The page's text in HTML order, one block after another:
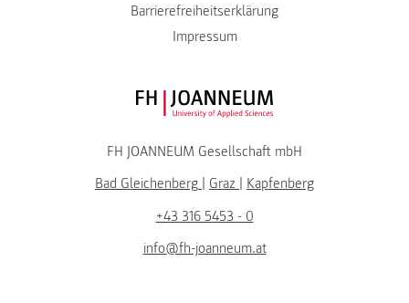
Barrierefreiheitserklärung
Impressum
FH JOANNEUM Logo
FH JOANNEUM Gesellschaft mbH
Bad Gleichenberg
Graz
Kapfenberg
+43 316 5453 - 0
info@fh-joanneum.at